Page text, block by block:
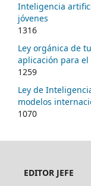
Inteligencia
jóvenes
1316
Ley orgánica de
aplicación para
1259
Ley de
modelos
1070
EDITOR JEFE